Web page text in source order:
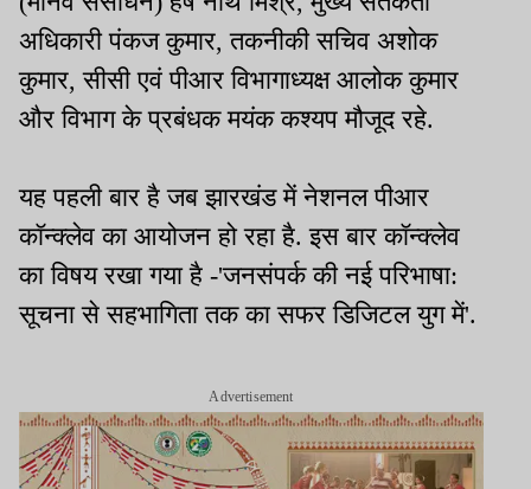
अधिकारी पंकज कुमार, तकनीकी सचिव अशोक
कुमार, सीसी एवं पीआर विभागाध्यक्ष आलोक कुमार
और विभाग के प्रबंधक मयंक कश्यप मौजूद रहे.
यह पहली बार है जब झारखंड में नेशनल पीआर
कॉन्क्लेव का आयोजन हो रहा है. इस बार कॉन्क्लेव
का विषय रखा गया है -'जनसंपर्क की नई परिभाषा:
सूचना से सहभागिता तक का सफर डिजिटल युग में'.
Advertisement